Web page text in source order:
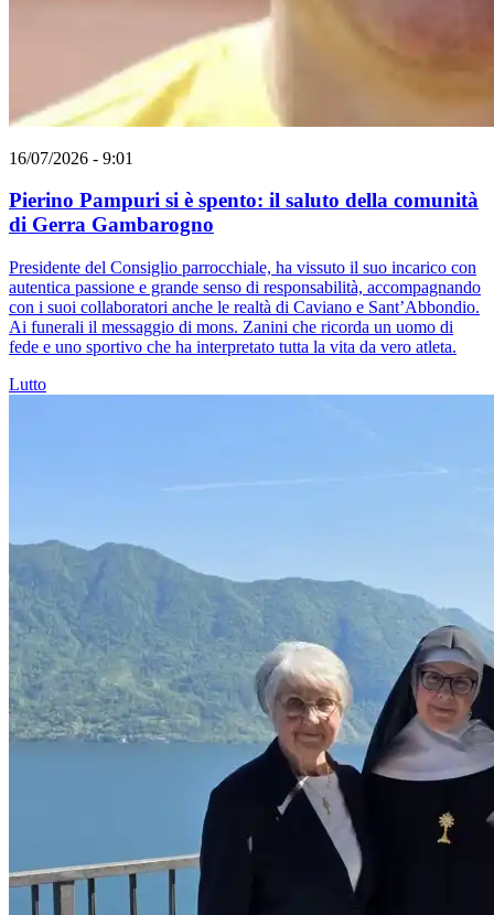
16/07/2026 - 9:01
Pierino Pampuri si è spento: il saluto della comunità
di Gerra Gambarogno
Presidente del Consiglio parrocchiale, ha vissuto il suo incarico con
autentica passione e grande senso di responsabilità, accompagnando
con i suoi collaboratori anche le realtà di Caviano e Sant’Abbondio.
Ai funerali il messaggio di mons. Zanini che ricorda un uomo di
fede e uno sportivo che ha interpretato tutta la vita da vero atleta.
Lutto